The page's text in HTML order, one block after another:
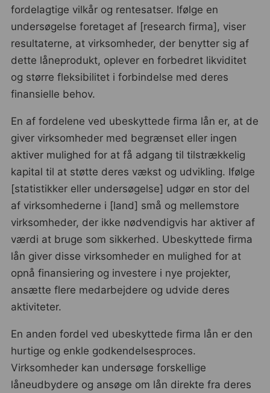
fordelagtige vilkår og rentesatser. Ifølge en
undersøgelse foretaget af [research firma], viser
resultaterne, at virksomheder, der benytter sig af
dette låneprodukt, oplever en forbedret likviditet
og større fleksibilitet i forbindelse med deres
finansielle behov.
En af fordelene ved ubeskyttede firma lån er, at de
giver virksomheder med begrænset eller ingen
aktiver mulighed for at få adgang til tilstrækkelig
kapital til at støtte deres vækst og udvikling. Ifølge
[statistikker eller undersøgelse] udgør en stor del
af virksomhederne i [land] små og mellemstore
virksomheder, der ikke nødvendigvis har aktiver af
værdi at bruge som sikkerhed. Ubeskyttede firma
lån giver disse virksomheder en mulighed for at
opnå finansiering og investere i nye projekter,
ansætte flere medarbejdere og udvide deres
aktiviteter.
En anden fordel ved ubeskyttede firma lån er den
hurtige og enkle godkendelsesproces.
Virksomheder kan undersøge forskellige
låneudbydere og ansøge om lån direkte fra deres